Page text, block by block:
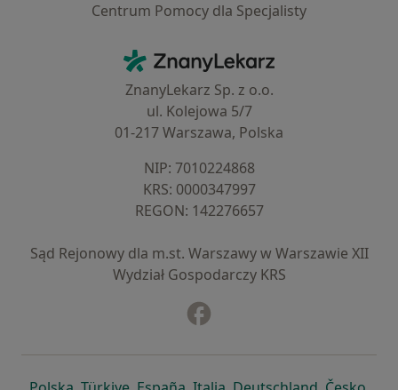
Centrum Pomocy dla Specjalisty
ZnanyLekarz - Strona główna
ZnanyLekarz Sp. z o.o.
ul. Kolejowa 5/7
01-217 Warszawa, Polska
NIP: ⁠7010224868
KRS: ⁠0000347997
REGON: ⁠142276657
Sąd Rejonowy dla m.st. Warszawy w Warszawie XII
Wydział Gospodarczy KRS